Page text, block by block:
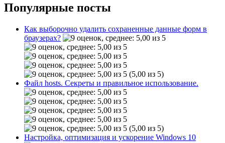
Популярные посты
Как выборочно удалить сохраненные данные форм в
браузерах?
(5,00 из 5)
Файл hosts. Секреты и правильное использование.
(5,00 из 5)
Настройка, оптимизация и ускорение Windows 10